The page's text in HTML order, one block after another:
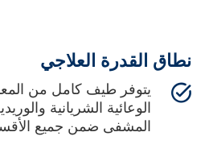
نطاق القدرة العلاجي
يتوفر طيف كامل من
الوعائية الشريانية
المشفى ضمن جميع